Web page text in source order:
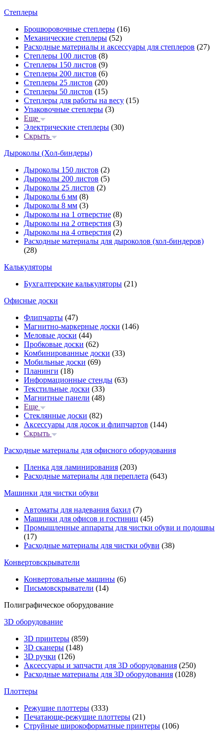
Степлеры
Брошюровочные степлеры (16)
Механические степлеры (52)
Расходные материалы и аксессуары для степлеров (27)
Степлеры 100 листов (8)
Степлеры 150 листов (9)
Степлеры 200 листов (6)
Степлеры 25 листов (20)
Степлеры 50 листов (15)
Степлеры для работы на весу (15)
Упаковочные степлеры (3)
Еще
Электрические степлеры (30)
Скрыть
Дыроколы (Хол-биндеры)
Дыроколы 150 листов (2)
Дыроколы 200 листов (5)
Дыроколы 25 листов (2)
Дыроколы 6 мм (8)
Дыроколы 8 мм (3)
Дыроколы на 1 отверстие (8)
Дыроколы на 2 отверстия (3)
Дыроколы на 4 отверстия (2)
Расходные материалы для дыроколов (хол-биндеров)
(28)
Калькуляторы
Бухгалтерские калькуляторы (21)
Офисные доски
Флипчарты (47)
Магнитно-маркерные доски (146)
Меловые доски (44)
Пробковые доски (62)
Комбинированные доски (33)
Мобильные доски (69)
Планинги (18)
Информационные стенды (63)
Текстильные доски (33)
Магнитные панели (48)
Еще
Стеклянные доски (82)
Аксессуары для досок и флипчартов (144)
Скрыть
Расходные материалы для офисного оборудования
Пленка для ламинирования (203)
Расходные материалы для переплета (643)
Машинки для чистки обуви
Автоматы для надевания бахил (7)
Машинки для офисов и гостиниц (45)
Промышленные аппараты для чистки обуви и подошвы
(17)
Расходные материалы для чистки обуви (38)
Конвертовскрыватели
Конвертовальные машины (6)
Письмовскрыватели (14)
Полиграфическое оборудование
3D оборудование
3D принтеры (859)
3D сканеры (148)
3D ручки (126)
Аксессуары и запчасти для 3D оборудования (250)
Расходные материалы для 3D оборудования (1028)
Плоттеры
Режущие плоттеры (333)
Печатающе-режущие плоттеры (21)
Струйные широкоформатные принтеры (106)